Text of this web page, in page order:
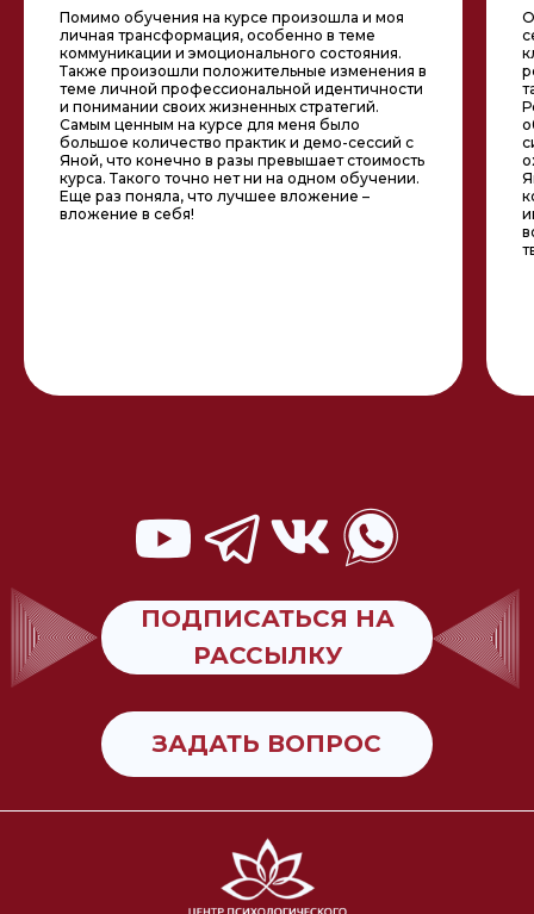
Помимо обучения на курсе произошла и моя
личная трансформация, особенно в теме
коммуникации и эмоционального состояния.
Также произошли положительные изменения в
теме личной профессиональной идентичности
и понимании своих жизненных стратегий.
Самым ценным на курсе для меня было
большое количество практик и демо-сессий с
Яной, что конечно в разы превышает стоимость
курса. Такого точно нет ни на одном обучении.
Еще раз поняла, что лучшее вложение –
вложение в себя!
ПОДПИСАТЬСЯ НА
РАССЫЛКУ
ЗАДАТЬ ВОПРОС